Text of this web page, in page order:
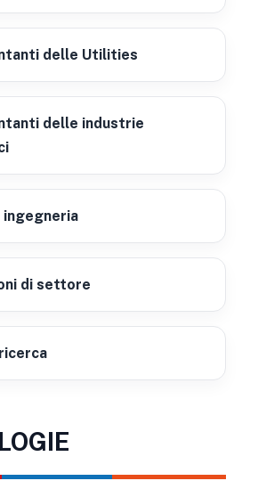
delle Utilities
delle industrie
di settore